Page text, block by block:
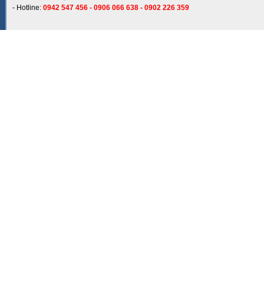
- Hotline: 0942 547 456 - 0906 066 638 - 0902 226 359